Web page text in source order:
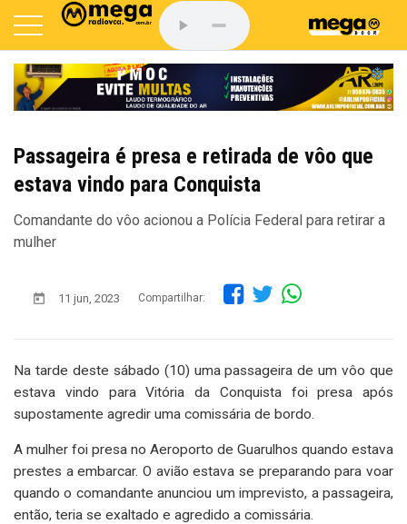
Passageira é presa e retirada de vôo que
estava vindo para Conquista
Comandante do vôo acionou a Polícia Federal para retirar a
mulher
11 jun, 2023 Compartilhar:
Na tarde deste sábado (10) uma passageira de um vôo que
estava vindo para Vitória da Conquista foi presa após
supostamente agredir uma comissária de bordo.
A mulher foi presa no Aeroporto de Guarulhos quando estava
prestes a embarcar. O avião estava se preparando para voar
quando o comandante anunciou um imprevisto, a passageira,
então, teria se exaltado e agredido a comissária.